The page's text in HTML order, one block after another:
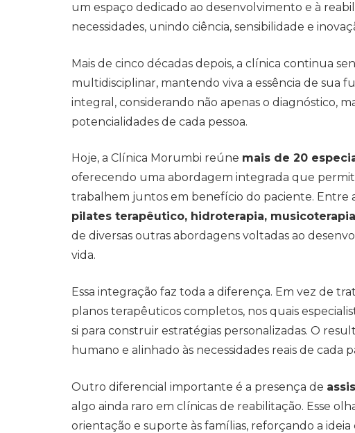
um espaço dedicado ao desenvolvimento e à
necessidades, unindo ciência, sensibilidade e
Mais de cinco décadas depois, a clínica continua
multidisciplinar, mantendo viva a essência de sua
integral, considerando não apenas o diagnóstico,
potencialidades de cada pessoa.
Hoje, a Clínica Morumbi reúne mais de 20
oferecendo uma abordagem integrada que
trabalhem juntos em benefício do paciente. Entre
pilates terapêutico, hidroterapia,
de diversas outras abordagens voltadas ao
vida.
Essa integração faz toda a diferença. Em vez de
planos terapêuticos completos, nos quais
si para construir estratégias personalizadas. O
humano e alinhado às necessidades reais de cada
Outro diferencial importante é a presença de
algo ainda raro em clínicas de reabilitação. Esse
orientação e suporte às famílias, reforçando a